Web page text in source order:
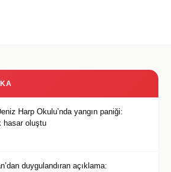
Harp Okulu’nda yangın paniği:
hasar oluştu
duygulandıran açıklama: